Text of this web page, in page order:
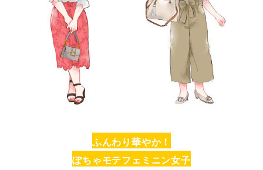
ふんわり華やか！
ぽちゃモテフェミニン女子